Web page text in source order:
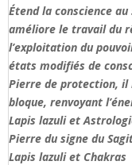
Étend la conscience
améliore le travail du
l’exploitation du
états modifiés de
Pierre de protection, il
bloque, renvoyant
Lapis lazuli et
Pierre du signe du
Lapis lazuli et Chakras